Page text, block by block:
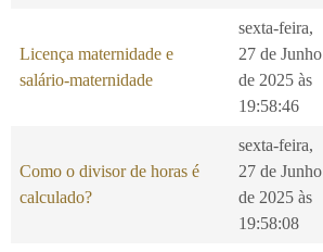
Licença maternidade e
salário-maternidade
sexta-feira,
27 de Junho
de 2025 às
19:58:46
Como o divisor de horas é
calculado?
sexta-feira,
27 de Junho
de 2025 às
19:58:08